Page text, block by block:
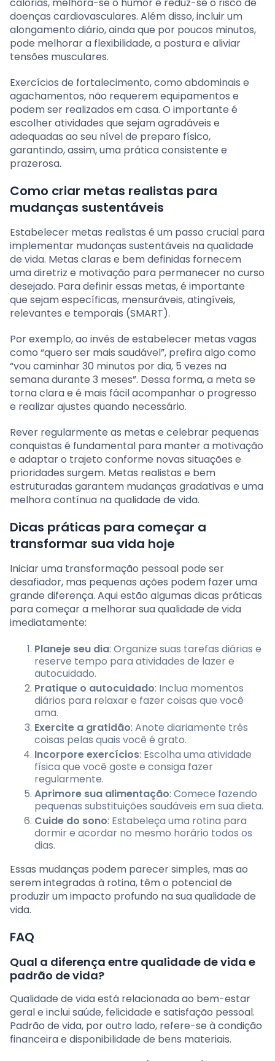
doenças cardiovasculares. Além disso, incluir um
alongamento diário, ainda que por poucos minutos,
pode melhorar a flexibilidade, a postura e aliviar
tensões musculares.
Exercícios de fortalecimento, como abdominais e
agachamentos, não requerem equipamentos e
podem ser realizados em casa. O importante é
escolher atividades que sejam agradáveis e
adequadas ao seu nível de preparo físico,
garantindo, assim, uma prática consistente e
prazerosa.
Como criar metas realistas para
mudanças sustentáveis
Estabelecer metas realistas é um passo crucial para
implementar mudanças sustentáveis na qualidade
de vida. Metas claras e bem definidas fornecem
uma diretriz e motivação para permanecer no curso
desejado. Para definir essas metas, é importante
que sejam específicas, mensuráveis, atingíveis,
relevantes e temporais (SMART).
Por exemplo, ao invés de estabelecer metas vagas
como “quero ser mais saudável”, prefira algo como
“vou caminhar 30 minutos por dia, 5 vezes na
semana durante 3 meses”. Dessa forma, a meta se
torna clara e é mais fácil acompanhar o progresso
e realizar ajustes quando necessário.
Rever regularmente as metas e celebrar pequenas
conquistas é fundamental para manter a motivação
e adaptar o trajeto conforme novas situações e
prioridades surgem. Metas realistas e bem
estruturadas garantem mudanças gradativas e uma
melhora contínua na qualidade de vida.
Dicas práticas para começar a
transformar sua vida hoje
Iniciar uma transformação pessoal pode ser
desafiador, mas pequenas ações podem fazer uma
grande diferença. Aqui estão algumas dicas práticas
para começar a melhorar sua qualidade de vida
imediatamente:
Planeje seu dia: Organize suas tarefas diárias e
reserve tempo para atividades de lazer e
autocuidado.
Pratique o autocuidado: Inclua momentos
diários para relaxar e fazer coisas que você
ama.
Exercite a gratidão: Anote diariamente três
coisas pelas quais você é grato.
Incorpore exercícios: Escolha uma atividade
física que você goste e consiga fazer
regularmente.
Aprimore sua alimentação: Comece fazendo
pequenas substituições saudáveis em sua dieta.
Cuide do sono: Estabeleça uma rotina para
dormir e acordar no mesmo horário todos os
dias.
Essas mudanças podem parecer simples, mas ao
serem integradas à rotina, têm o potencial de
produzir um impacto profundo na sua qualidade de
vida.
FAQ
Qual a diferença entre qualidade de vida e
padrão de vida?
Qualidade de vida está relacionada ao bem-estar
geral e inclui saúde, felicidade e satisfação pessoal.
Padrão de vida, por outro lado, refere-se à condição
financeira e disponibilidade de bens materiais.